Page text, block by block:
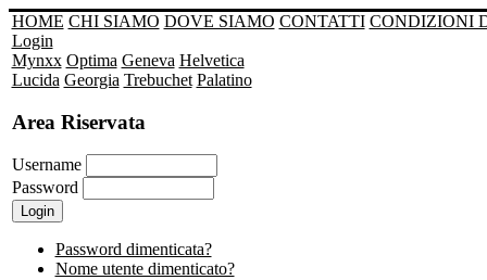
HOME CHI SIAMO DOVE SIAMO CONTATTI CONDIZIONI
Login
Mynxx Optima Geneva Helvetica
Lucida Georgia Trebuchet Palatino
Area Riservata
Username
Password
Password dimenticata?
Nome utente dimenticato?